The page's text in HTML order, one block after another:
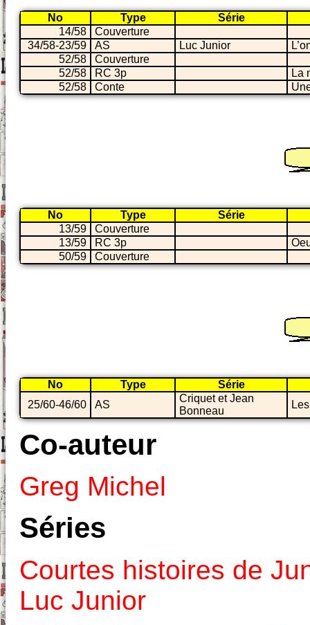
No Type
Série
14/58
Couverture
34/58-23/59
AS Luc Junior
52/58
Couverture
52/58
RC 3p
La
52/58
Conte
No Type
Série
13/59
Couverture
13/59
RC 3p
50/59
Couverture
No Type
Série
25/60-46/60
AS
Criquet et Jean
Bonneau
Co-auteur
Greg Michel
Séries
Courtes histoires de
Luc Junior